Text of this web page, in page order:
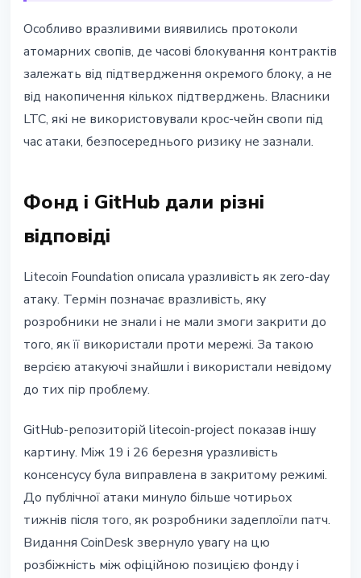
Особливо вразливими виявились протоколи
атомарних свопів, де часові блокування контрактів
залежать від підтвердження окремого блоку, а не
від накопичення кількох підтверджень. Власники
LTC, які не використовували крос-чейн свопи під
час атаки, безпосереднього ризику не зазнали.
Фонд і GitHub дали різні
відповіді
Litecoin Foundation описала уразливість як zero-day
атаку. Термін позначає вразливість, яку
розробники не знали і не мали змоги закрити до
того, як її використали проти мережі. За такою
версією атакуючі знайшли і використали невідому
до тих пір проблему.
GitHub-репозиторій litecoin-project показав іншу
картину. Між 19 і 26 березня уразливість
консенсусу була виправлена в закритому режимі.
До публічної атаки минуло більше чотирьох
тижнів після того, як розробники задеплоїли патч.
Видання CoinDesk звернуло увагу на цю
розбіжність між офіційною позицією фонду і